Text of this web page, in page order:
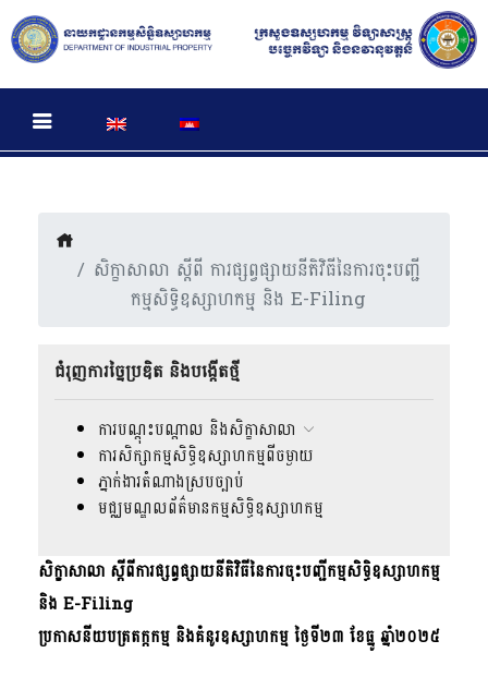
សិក្ខាសាលា ស្តីពី ការផ្សព្វផ្សាយនីតិវិធីនៃការចុះបញ្ជី
កម្មសិទ្ធិឧស្សាហកម្ម និង E-Filing
ជំរុញការច្នៃប្រឌិត និងបង្កើតថ្មី
ការបណ្តុះបណ្តាល និងសិក្ខាសាលា
ការសិក្សាកម្មសិទ្ធិឧស្សាហកម្មពីចម្ងាយ
ភ្នាក់ងារតំណាងស្របច្បាប់
មជ្ឈមណ្ឌលព័ត៌មានកម្មសិទ្ធិឧស្សាហកម្ម
សិក្ខាសាលា ស្តីពីការផ្សព្វផ្សាយនីតិវិធីនៃការចុះបញ្ជីកម្មសិទ្ធិឧស្សាហកម្ម
និង E-Filing
ប្រកាសនីយបត្រតក្កកម្ម និងគំនូរឧស្សាហកម្ម ថ្ងៃទី២៣ ខែធ្នូ ឆ្នាំ២០២៥